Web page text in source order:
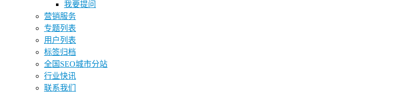
我要提问
营销服务
专题列表
用户列表
标签归档
全国SEO城市分站
行业快讯
联系我们